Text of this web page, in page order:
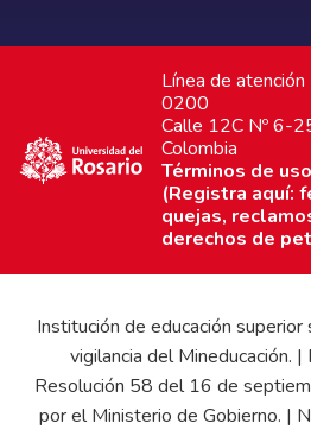
Línea de
0200
Calle 12C Nº 6-
Colombia
Términos de uso
(Registra aquí:
quejas,
derechos de
Institución de educación
vigilancia del Mineducación. |
Resolución 58 del 16 de
por el Ministerio de Gobierno. |